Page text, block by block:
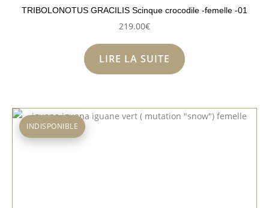
TRIBOLONOTUS GRACILIS Scinque crocodile -femelle -01
219.00€
LIRE LA SUITE
INDISPONIBLE